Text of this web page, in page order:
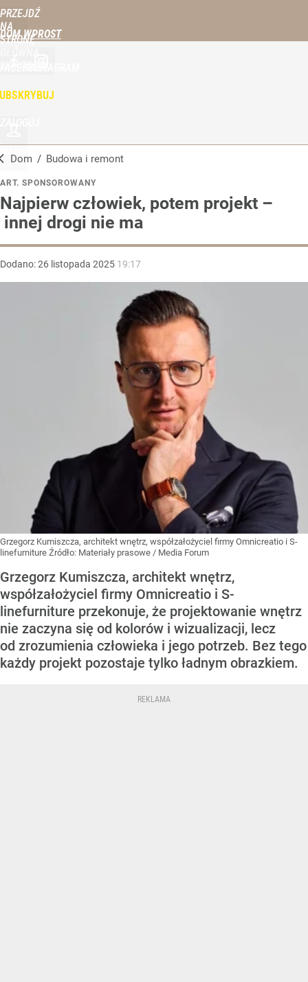
PRZEJDŹ
NA
STRONĘ
DOM WPROST
Dom / Budowa i remont
ART. SPONSOROWANY
Najpierw człowiek, potem projekt –
innej drogi nie ma
Dodano:26 listopada 2025 19:17
Grzegorz Kumiszcza, architekt wnętrz, współzałożyciel firmy Omnicreatio i S-
linefurniture Źródło: Materiały prasowe / Media Forum
Grzegorz Kumiszcza, architekt wnętrz,
współzałożyciel firmy Omnicreatio i S-
linefurniture przekonuje, że projektowanie wnętrz
nie zaczyna się od kolorów i wizualizacji, lecz
od zrozumienia człowieka i jego potrzeb. Bez tego
każdy projekt pozostaje tylko ładnym obrazkiem.